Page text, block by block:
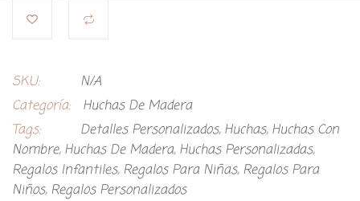
SKU:
N/A
Categoría:
Huchas De Madera
Tags:
Detalles Personalizados, Huchas, Huchas Con
Nombre, Huchas De Madera, Huchas Personalizadas,
Regalos Infantiles, Regalos Para Niñas, Regalos Para
Niños, Regalos Personalizados